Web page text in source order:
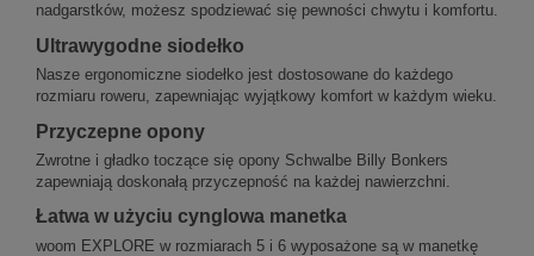
nadgarstków, możesz spodziewać się pewności chwytu i komfortu.
Ultrawygodne siodełko
Nasze ergonomiczne siodełko jest dostosowane do każdego
rozmiaru roweru, zapewniając wyjątkowy komfort w każdym wieku.
Przyczepne opony
Zwrotne i gładko toczące się opony Schwalbe Billy Bonkers
zapewniają doskonałą przyczepność na każdej nawierzchni.
Łatwa w użyciu cynglowa manetka
woom EXPLORE w rozmiarach 5 i 6 wyposażone są w manetkę